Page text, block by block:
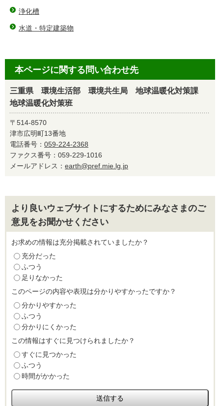
浄化槽
水道・特定建築物
本ページに関する問い合わせ先
三重県 環境生活部 環境共生局 地球温暖化対策課
地球温暖化対策班
〒514-8570
津市広明町13番地
電話番号： 059-224-2368
ファクス番号：059-229-1016
メールアドレス： earth@pref.mie.lg.jp
より良いウェブサイトにするためにみなさまのご
意見をお聞かせください
お求めの情報は充分掲載されていましたか？
充分だった
ふつう
足りなかった
このページの内容や表現は分かりやすかったですか？
分かりやすかった
ふつう
分かりにくかった
この情報はすぐに見つけられましたか？
すぐに見つかった
ふつう
時間がかかった